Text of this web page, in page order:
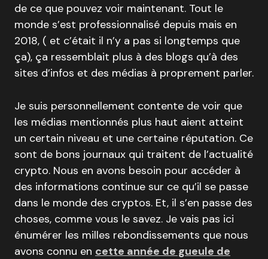
de ce que pouvez voir maintenant. Tout le
monde s’est professionnalisé depuis mais en
2018, ( et c’était il n’y a pas si longtemps que
ça), ça ressemblait plus à des blogs qu’à des
sites d’infos et des médias à proprement parler.
Je suis personnellement contente de voir que
les médias mentionnés plus haut aient atteint
un certain niveau et une certaine réputation. Ce
sont de bons journaux qui traitent de l’actualité
crypto. Nous en avons besoin pour accéder à
des informations continue sur ce qu’il se passe
dans le monde des cryptos. Et, il s’en passe des
choses, comme vous le savez. Je vais pas ici
énumérer les milles rebondissements que nous
avons connu en cette année de gueule de